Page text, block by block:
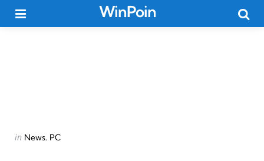
WinPoin
Categories
Posted
in News PC